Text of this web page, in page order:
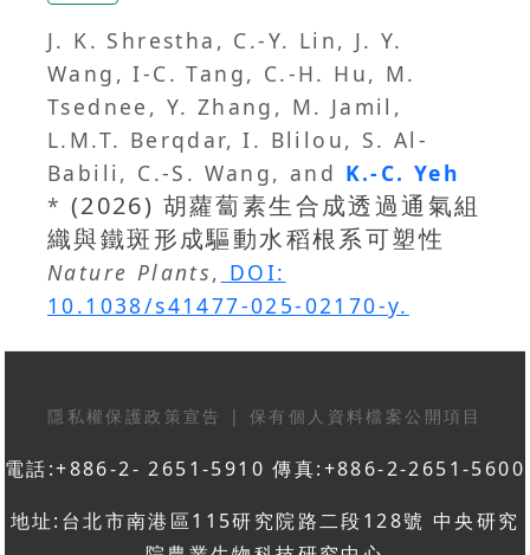
J. K. Shrestha, C.-Y. Lin, J. Y.
Wang, I-C. Tang, C.-H. Hu, M.
Tsednee, Y. Zhang, M. Jamil,
L.M.T. Berqdar, I. Blilou, S. Al-
Babili, C.-S. Wang, and K.-C. Yeh
* (2026) 胡蘿蔔素生合成透過通氣組
織與鐵斑形成驅動水稻根系可塑性
Nature Plants, DOI:
10.1038/s41477-025-02170-y.
隱私權保護政策宣告 | 保有個人資料檔案公開項目
電話:+886-2- 2651-5910 傳真:+886-2-2651-5600
地址:台北市南港區115研究院路二段128號 中央研究